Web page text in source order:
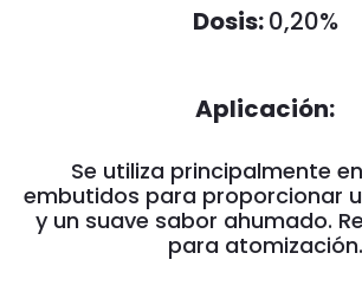
Dosis:0,20%
Aplicación:
Se utiliza principalmente
embutidos para proporcionar
y un suave sabor ahumado.
para atomización.